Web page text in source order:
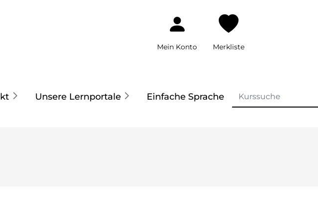
Mein Konto Merkliste
Unsere Lernportale Einfache Sprache